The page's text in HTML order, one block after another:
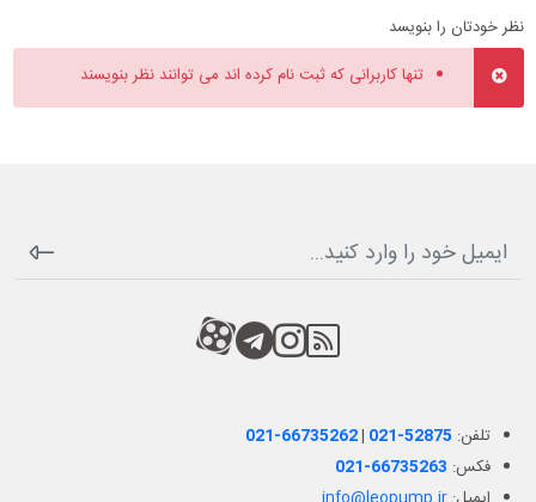
نظر خودتان را بنویسد
تنها کاربرانی که ثبت نام کرده اند می توانند نظر بنویسند
RSS
کانال آپارات
کانال تلگرام
کانال آپارات
تلفن: 021-66735262| 021-52875
فکس: 021-66735263